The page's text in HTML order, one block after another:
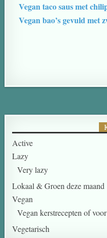
Vegan taco saus met
Vegan bao’s gevuld met
Active
Lazy
Very lazy
Lokaal & Groen deze maand
Vegan
Vegan kerstrecepten of
Vegetarisch